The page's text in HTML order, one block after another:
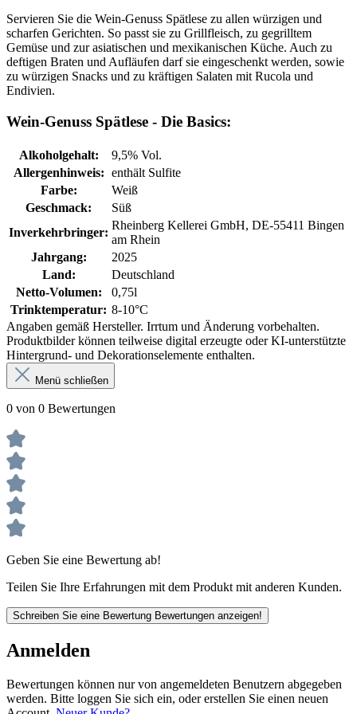
Servieren Sie die Wein-Genuss Spätlese zu allen würzigen und
scharfen Gerichten. So passt sie zu Grillfleisch, zu gegrilltem
Gemüse und zur asiatischen und mexikanischen Küche. Auch zu
deftigen Braten und Aufläufen darf sie eingeschenkt werden, sowie
zu würzigen Snacks und zu kräftigen Salaten mit Rucola und
Endivien.
Wein-Genuss Spätlese - Die Basics:
Alkoholgehalt:
9,5% Vol.
Allergenhinweis: enthält Sulfite
Farbe:
Weiß
Geschmack:
Süß
Inverkehrbringer:
Rheinberg Kellerei GmbH, DE-55411 Bingen
am Rhein
Jahrgang:
2025
Land:
Deutschland
Netto-Volumen:
0,75l
Trinktemperatur: 8-10°C
Angaben gemäß Hersteller. Irrtum und Änderung vorbehalten.
Produktbilder können teilweise digital erzeugte oder KI-unterstützte
Hintergrund- und Dekorationselemente enthalten.
Menü schließen
0 von 0 Bewertungen
Geben Sie eine Bewertung ab!
Teilen Sie Ihre Erfahrungen mit dem Produkt mit anderen Kunden.
Schreiben Sie eine Bewertung Bewertungen anzeigen!
Anmelden
Bewertungen können nur von angemeldeten Benutzern abgegeben
werden. Bitte loggen Sie sich ein, oder erstellen Sie einen neuen